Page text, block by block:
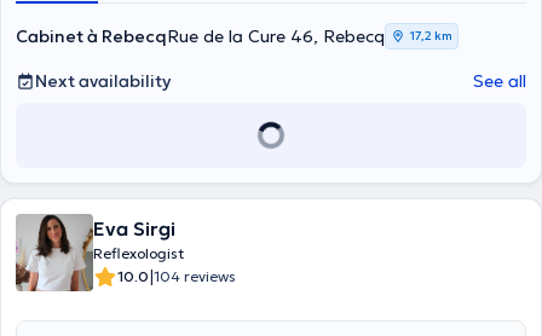
Cabinet à RebecqRue de la Cure 46, Rebecq 17,2 km
Next availability See all
Eva Sirgi
Reflexologist
10.0|104 reviews